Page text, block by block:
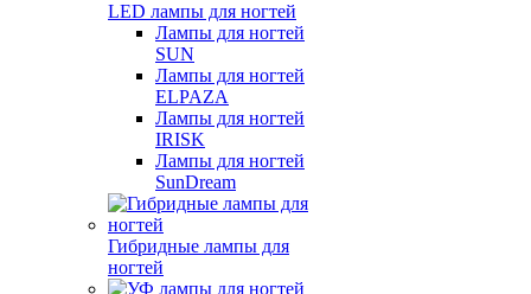
LED лампы для ногтей
Лампы для ногтей
SUN
Лампы для ногтей
ELPAZA
Лампы для ногтей
IRISK
Лампы для ногтей
SunDream
Гибридные лампы для
ногтей